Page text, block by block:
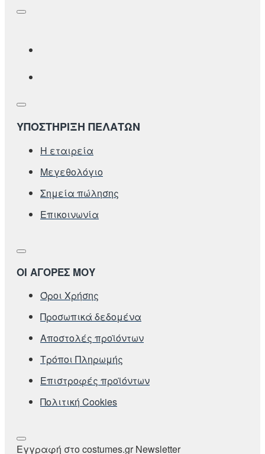
ΥΠΟΣΤΗΡΙΞΗ ΠΕΛΑΤΩΝ
Η εταιρεία
Μεγεθολόγιο
Σημεία πώλησης
Επικοινωνία
ΟΙ ΑΓΟΡΕΣ ΜΟΥ
Όροι Χρήσης
Προσωπικά δεδομένα
Αποστολές προϊόντων
Τρόποι Πληρωμής
Επιστροφές προϊόντων
Πολιτική Cookies
Εγγραφή στο costumes.gr Newsletter